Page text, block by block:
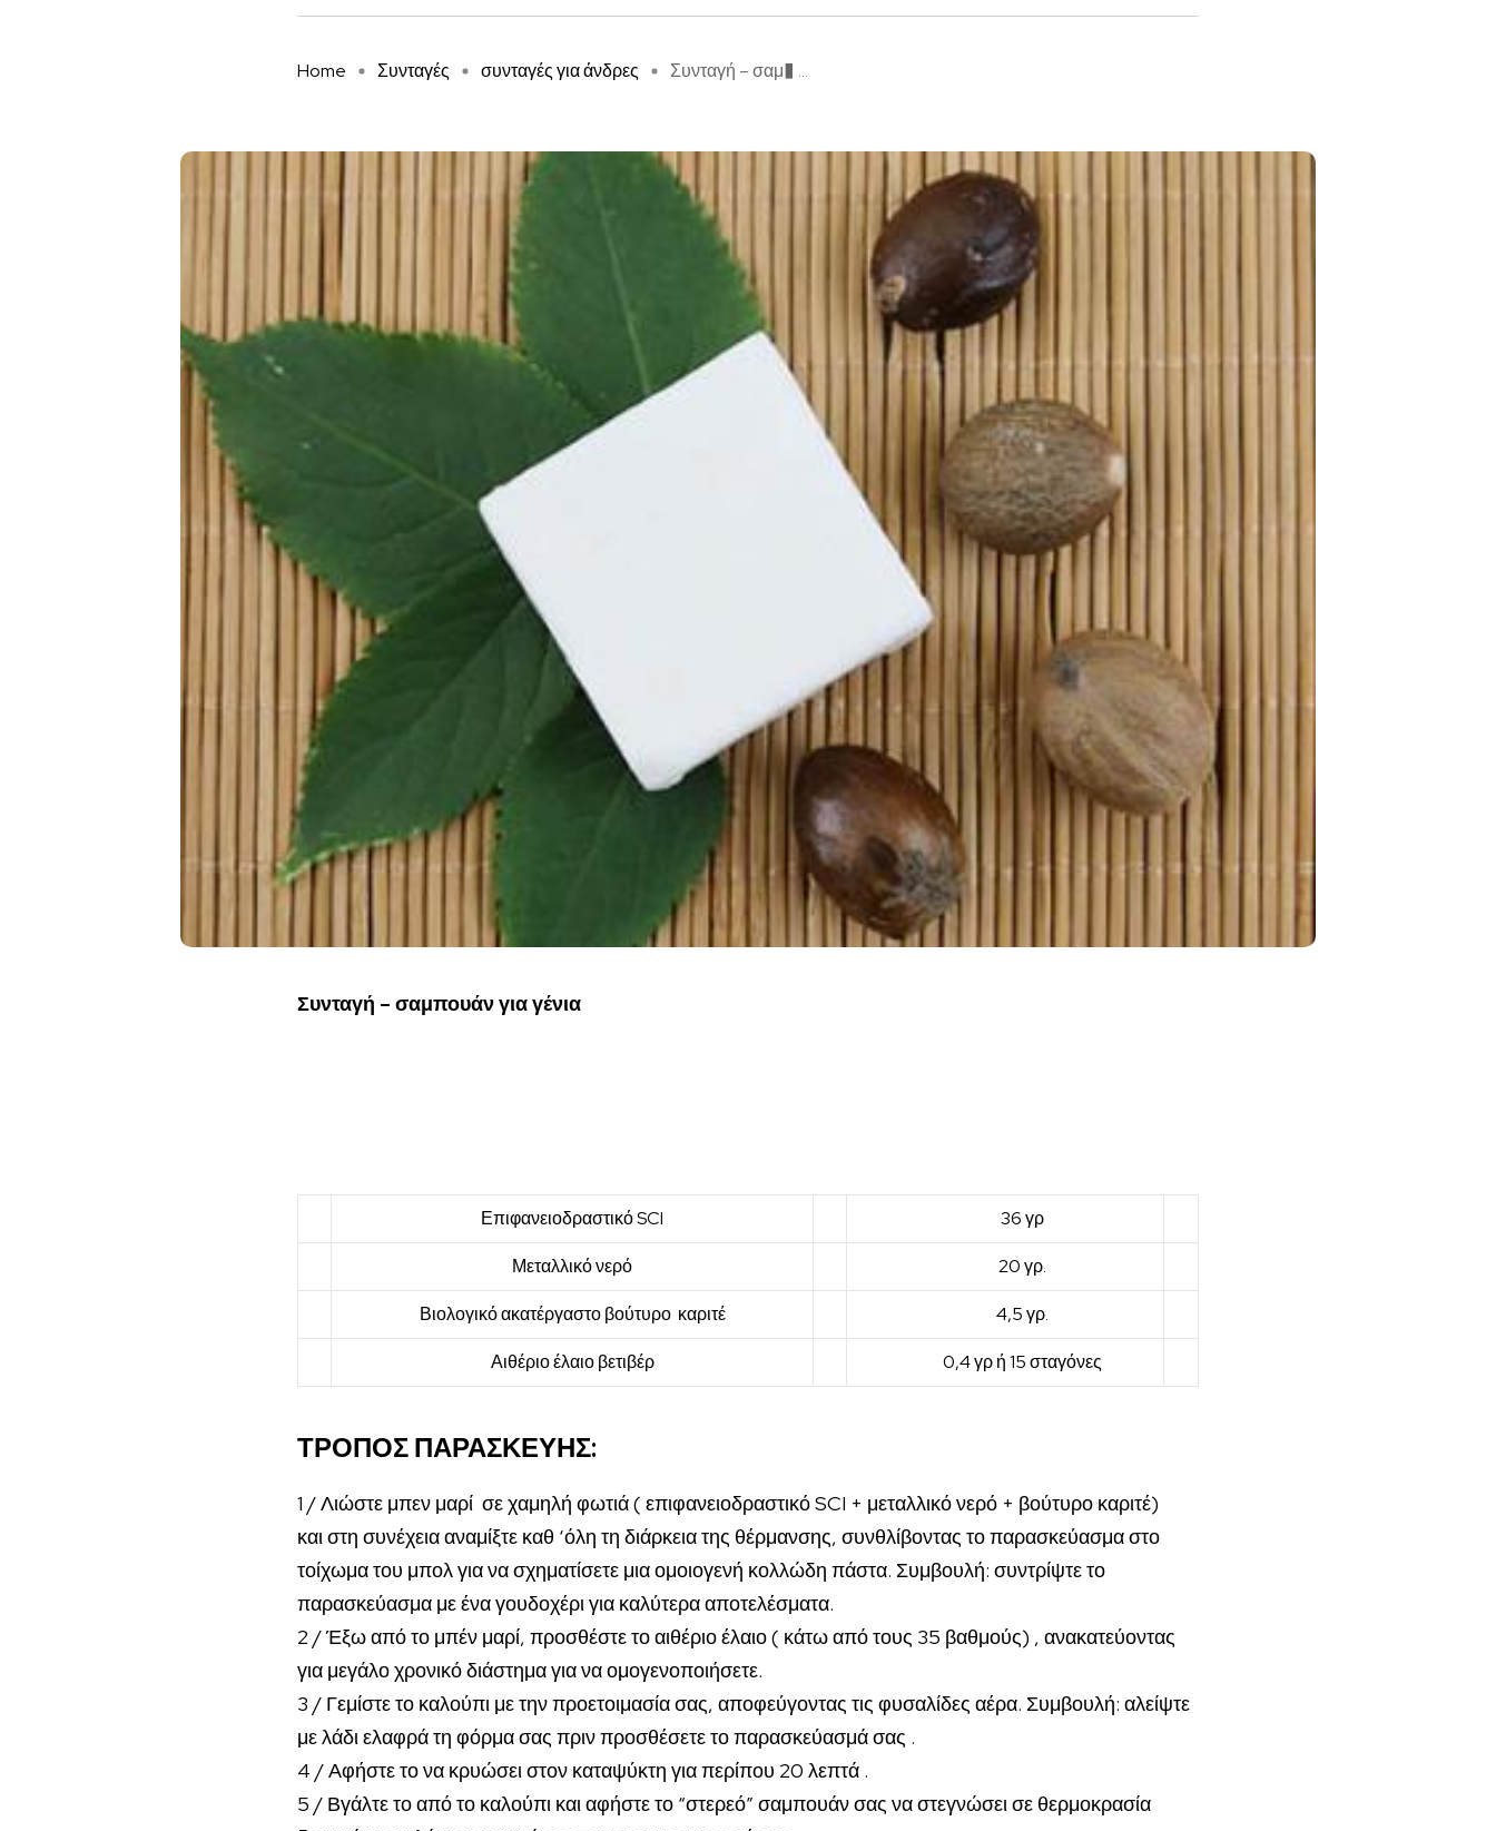
Home Συνταγές συνταγές για άνδρες Συνταγή – σαμ� ...
Συνταγή – σαμπουάν για γένια
Επιφανειοδραστικό SCI 36 γρ
Μεταλλικό νερό 20 γρ.
Βιολογικό ακατέργαστο βούτυρο καριτέ 4,5 γρ.
Αιθέριο έλαιο βετιβέρ 0,4 γρ ή 15 σταγόνες
ΤΡΟΠΟΣ ΠΑΡΑΣΚΕΥΗΣ:
1 / Λιώστε μπεν μαρί σε χαμηλή φωτιά ( επιφανειοδραστικό SCI + μεταλλικό νερό + βούτυρο καριτέ)
καιστη συνέχεια αναμίξτε καθ ‘όλη τη διάρκεια της θέρμανσης, συνθλίβοντας το παρασκεύασμα στο
τοίχωμα του μπολ για να σχηματίσετε μια ομοιογενή κολλώδη πάστα. Συμβουλή: συντρίψτε το
παρασκεύασμα με ένα γουδοχέρι για καλύτερα αποτελέσματα.
2 / Έξω από το μπέν μαρί, προσθέστε τοαιθέριο έλαιο ( κάτω από τους 35 βαθμούς) , ανακατεύοντας
για μεγάλο χρονικό διάστημα για να ομογενοποιήσετε.
3 / Γεμίστε το καλούπι με την προετοιμασία σας, αποφεύγοντας τις φυσαλίδες αέρα. Συμβουλή: αλείψτε
με λάδι ελαφρά τη φόρμα σας πριν προσθέσετε το παρασκεύασμά σας .
4 / Αφήστε το να κρυώσει στον καταψύκτη για περίπου 20 λεπτά .
5 / Βγάλτε το από το καλούπι και αφήστε το “στερεό” σαμπουάν σας να στεγνώσει σε θερμοκρασία